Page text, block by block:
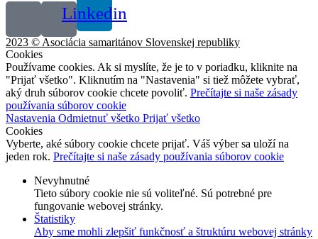
Linkedin
2023 © Asociácia samaritánov Slovenskej republiky
Cookies
Používame cookies. Ak si myslíte, že je to v poriadku, kliknite na
"Prijať všetko". Kliknutím na "Nastavenia" si tiež môžete vybrať,
aký druh súborov cookie chcete povoliť. Prečítajte si naše zásady
používania súborov cookie
Nastavenia Odmietnuť všetko Prijať všetko
Cookies
Vyberte, aké súbory cookie chcete prijať. Váš výber sa uloží na
jeden rok. Prečítajte si naše zásady používania súborov cookie
Nevyhnutné
Tieto súbory cookie nie sú voliteľné. Sú potrebné pre
fungovanie webovej stránky.
Štatistiky
Aby sme mohli zlepšiť funkčnosť a štruktúru webovej stránky